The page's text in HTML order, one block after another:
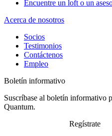
Encuentre un loft o un
Acerca de nosotros
Socios
Testimonios
Contáctenos
Empleo
Boletín informativo
Suscríbase al boletín informativo
Quantum.
Regístrate